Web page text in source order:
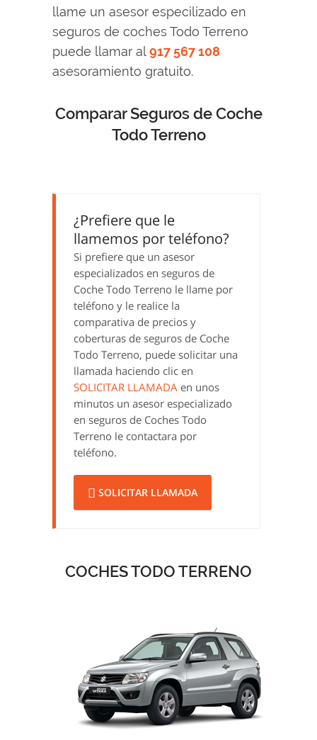
llame un asesor especilizado en
seguros de coches Todo Terreno
puede llamar al917 567 108
asesoramiento gratuito.
Comparar Seguros de Coche
Todo Terreno
¿Prefiere que le
llamemos por teléfono?
Si prefiere que un asesor
especializados en seguros de
Coche Todo Terreno le llame por
teléfono y le realice la
comparativa de precios y
coberturas de seguros de Coche
Todo Terreno, puede solicitar una
llamada haciendo clic en
SOLICITAR LLAMADA en unos
minutos un asesor especializado
en seguros de Coches Todo
Terreno le contactara por
teléfono.
SOLICITAR LLAMADA
COCHES TODO TERRENO